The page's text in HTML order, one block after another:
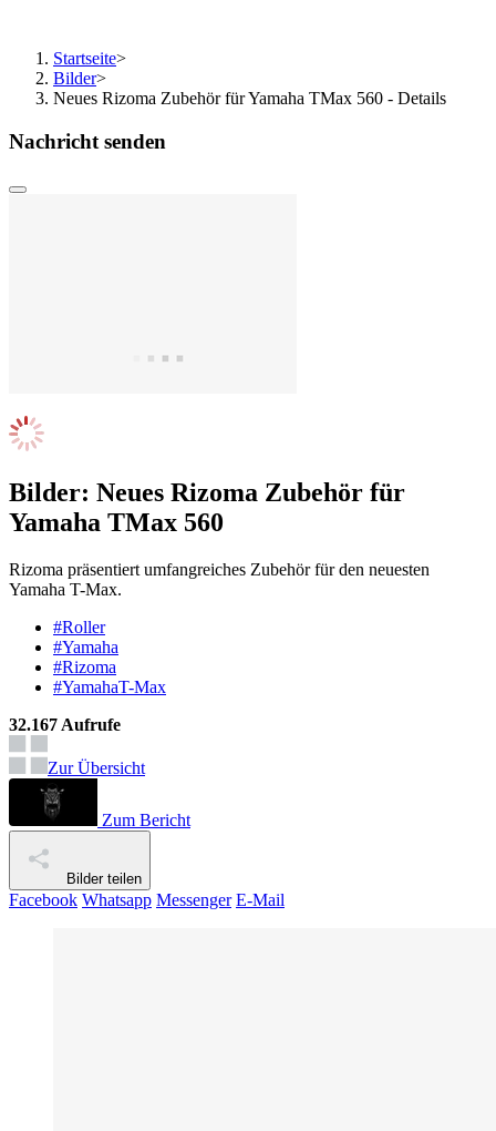
Startseite>
Bilder>
Neues Rizoma Zubehör für Yamaha TMax 560 - Details
Nachricht senden
Bilder: Neues Rizoma Zubehör für
Yamaha TMax 560
Rizoma präsentiert umfangreiches Zubehör für den neuesten
Yamaha T-Max.
#Roller
#Yamaha
#Rizoma
#YamahaT-Max
32.167 Aufrufe
Zur Übersicht
Zum Bericht
Bilder teilen
Facebook Whatsapp Messenger E-Mail